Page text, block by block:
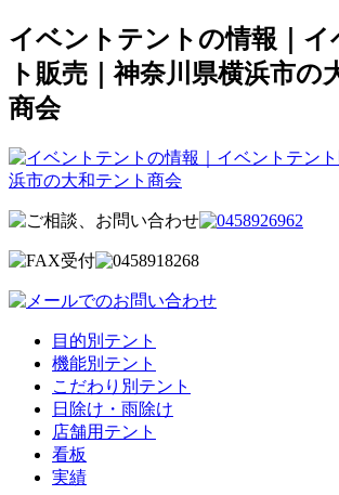
イベントテントの情報｜イ
ト販売｜神奈川県横浜市の
商会
目的別テント
機能別テント
こだわり別テント
日除け・雨除け
店舗用テント
看板
実績